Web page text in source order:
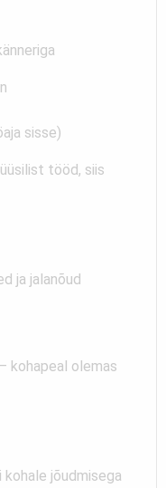
sisse)
tööd, siis
ja jalanõud
kohapeal olemas
kohale jõudmisega